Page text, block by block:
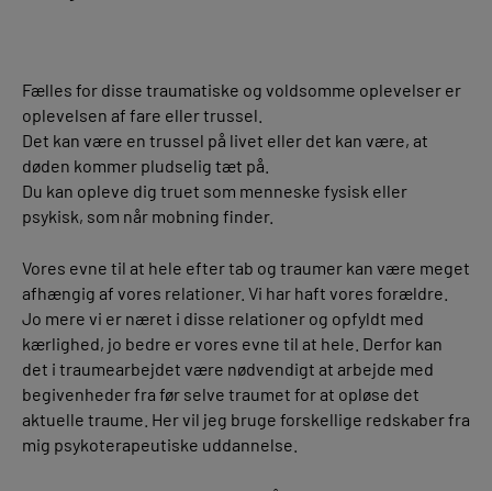
Fælles for disse traumatiske og voldsomme oplevelser er
oplevelsen af fare eller trussel.
Det kan være en trussel på livet eller det kan være, at
døden kommer pludselig tæt på.
Du kan opleve dig truet som menneske fysisk eller
psykisk, som når mobning finder.
Vores evne til at hele efter tab og traumer kan være meget
afhængig af vores relationer. Vi har haft vores forældre.
Jo mere vi er næret i disse relationer og opfyldt med
kærlighed, jo bedre er vores evne til at hele. Derfor kan
det i traumearbejdet være nødvendigt at arbejde med
begivenheder fra før selve traumet for at opløse det
aktuelle traume. Her vil jeg bruge forskellige redskaber fra
mig psykoterapeutiske uddannelse.